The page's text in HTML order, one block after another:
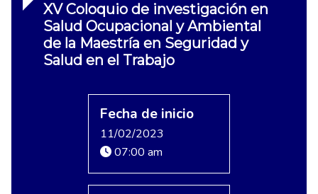
XV Coloquio de investigación en
Salud Ocupacional y Ambiental
de la Maestría en Seguridad y
Salud en el Trabajo
Fecha de inicio
11/02/2023
07:00 am